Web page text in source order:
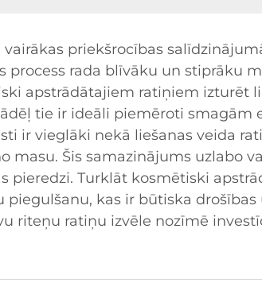
priekšrocības
rada blīvāku un stiprāku
apstrādātajiem ratiņiem izturēt
tie ir ideāli piemēroti smagām
ir vieglāki nekā liešanas veida
Šis samazinājums uzlabo
Turklāt kosmētiski
kas ir būtiska
riteņu ratiņu izvēle nozīmē